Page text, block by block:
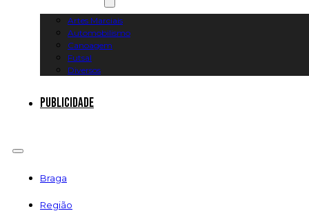
Artes Marciais
Automobilismo
Canoagem
Futsal
Diversos
Publicidade
Braga
Região